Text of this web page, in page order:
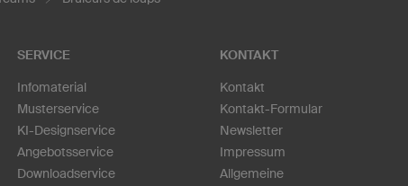
SERVICE
Infomaterial
Musterservice
KI-Designservice
Angebotsservice
Downloadservice
KONTAKT
Kontakt
Kontakt-Formular
Newsletter
Impressum
Allgemeine